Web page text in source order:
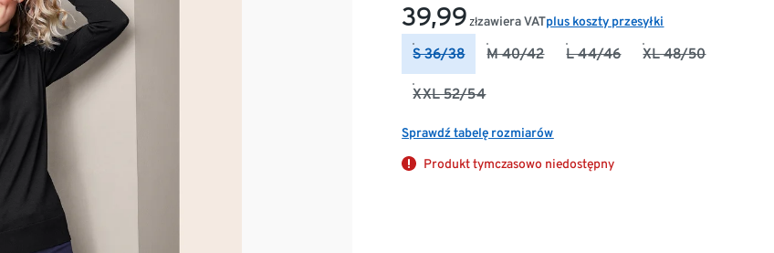
39,99 złzawiera VATplus koszty przesyłki
S 36/38 M 40/42 L 44/46 XL 48/50
XXL 52/54
Sprawdź tabelę rozmiarów
Produkt tymczasowo niedostępny